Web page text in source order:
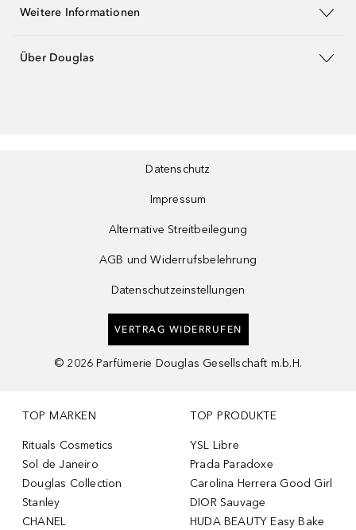
Weitere Informationen
Über Douglas
Datenschutz
Impressum
Alternative Streitbeilegung
AGB und Widerrufsbelehrung
Datenschutzeinstellungen
VERTRAG WIDERRUFEN
© 2026 Parfümerie Douglas Gesellschaft m.b.H.
TOP MARKEN
Rituals Cosmetics
Sol de Janeiro
Douglas Collection
Stanley
CHANEL
TOP PRODUKTE
YSL Libre
Prada Paradoxe
Carolina Herrera Good Girl
DIOR Sauvage
HUDA BEAUTY Easy Bake